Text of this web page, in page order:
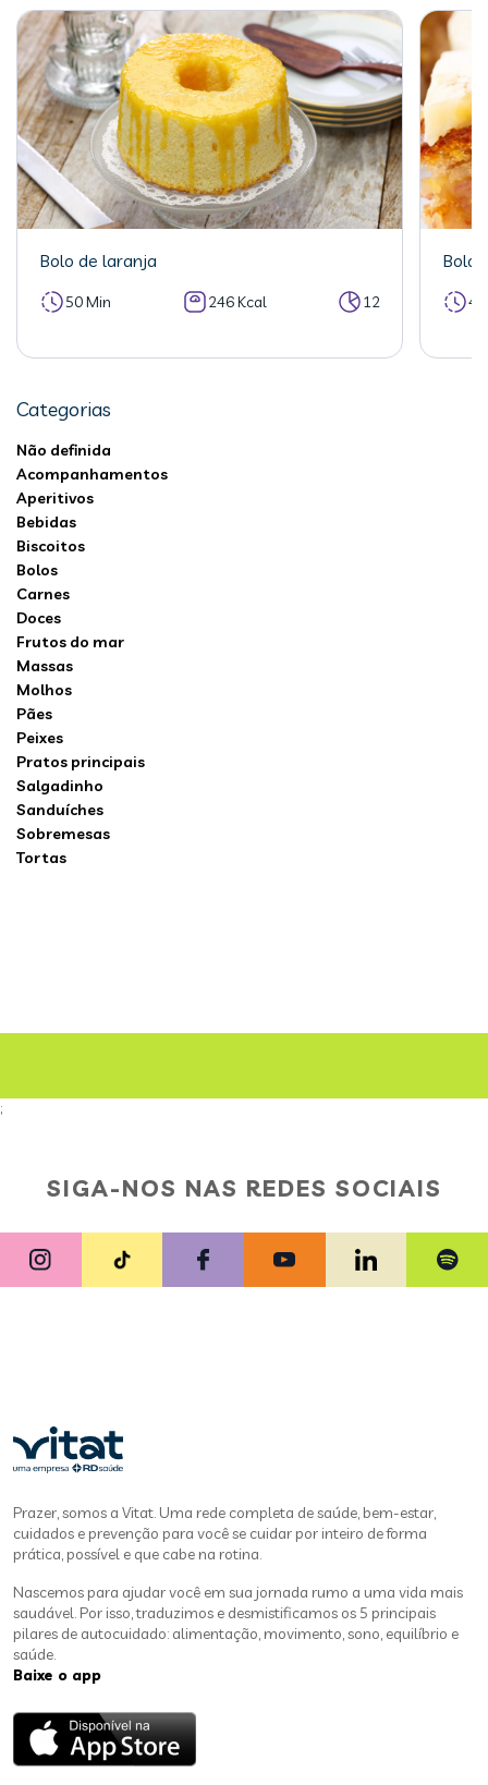
Bolo de laranja
50 Min 246 Kcal 12
Bolo
Categorias
Não definida
Acompanhamentos
Aperitivos
Bebidas
Biscoitos
Bolos
Carnes
Doces
Frutos do mar
Massas
Molhos
Pães
Peixes
Pratos principais
Salgadinho
Sanduíches
Sobremesas
Tortas
;
SIGA-NOS NAS REDES SOCIAIS
Prazer, somos a Vitat. Uma rede completa de saúde, bem-estar,
cuidados e prevenção para você se cuidar por inteiro de forma
prática, possível e que cabe na rotina.
Nascemos para ajudar você em sua jornada rumo a uma vida mais
saudável. Por isso, traduzimos e desmistificamos os 5 principais
pilares de autocuidado: alimentação, movimento, sono, equilíbrio e
saúde.
Baixe o app